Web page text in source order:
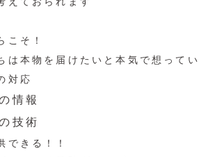
こそ！
は本物を届けたいと本気で想って
対応
情報
技術
できる！！